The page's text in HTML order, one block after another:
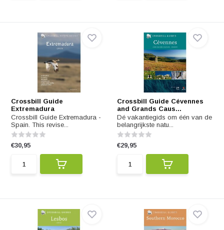
Crossbill Guide
Extremadura
Crossbill Guide Extremadura -
Spain. This revise...
€30,95
Crossbill Guide Cévennes
and Grands Caus...
Dé vakantiegids om één van de
belangrijkste natu...
€29,95